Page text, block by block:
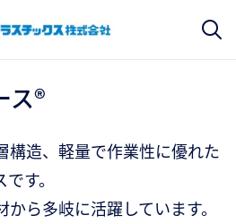
ス®
構造、軽量で作業性に優れた
す。
ら多岐に活躍しています。